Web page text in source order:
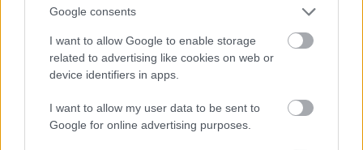
Google consents
I want to allow Google to enable storage
related to advertising like cookies on web or
device identifiers in apps.
I want to allow my user data to be sent to
Google for online advertising purposes.
LASĪTĀKIE
ceļiem: turam īkšķus, lai neatrodi sarakstā
savu auto
Atcelt Ziņot